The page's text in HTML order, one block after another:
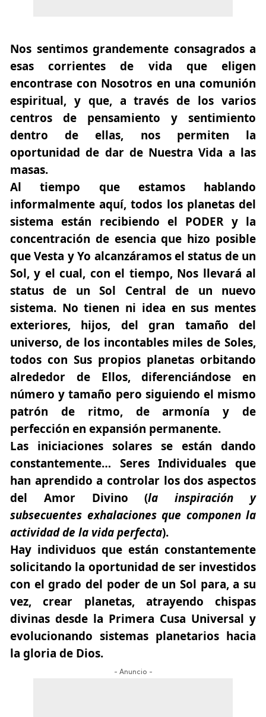
Nos sentimos grandemente consagrados a
esas corrientes de vida que eligen
encontrase con Nosotros en una comunión
espiritual, y que, a través de los varios
centros de pensamiento y sentimiento
dentro de ellas, nos permiten la
oportunidad de dar de Nuestra Vida a las
masas.
Al tiempo que estamos hablando
informalmente aquí, todos los planetas del
sistema están recibiendo el PODER y la
concentración de esencia que hizo posible
que Vesta y Yo alcanzáramos el status de un
Sol, y el cual, con el tiempo, Nos llevará al
status de un Sol Central de un nuevo
sistema. No tienen ni idea en sus mentes
exteriores, hijos, del gran tamaño del
universo, de los incontables miles de Soles,
todos con Sus propios planetas orbitando
alrededor de Ellos, diferenciándose en
número y tamaño pero siguiendo el mismo
patrón de ritmo, de armonía y de
perfección en expansión permanente.
Las iniciaciones solares se están dando
constantemente… Seres Individuales que
han aprendido a controlar los dos aspectos
del Amor Divino (la inspiración y
subsecuentes exhalaciones que componen la
actividad de la vida perfecta).
Hay individuos que están constantemente
solicitando la oportunidad de ser investidos
con el grado del poder de un Sol para, a su
vez, crear planetas, atrayendo chispas
divinas desde la Primera Cusa Universal y
evolucionando sistemas planetarios hacia
la gloria de Dios.
- Anuncio -